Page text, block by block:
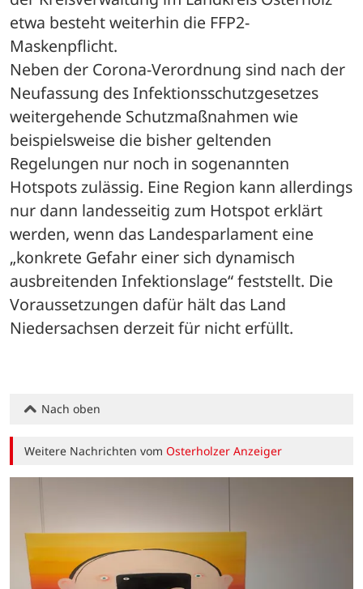
etwa besteht weiterhin die FFP2-
Maskenpflicht.
Neben der Corona-Verordnung sind nach der
Neufassung des Infektionsschutzgesetzes
weitergehende Schutzmaßnahmen wie
beispielsweise die bisher geltenden
Regelungen nur noch in sogenannten
Hotspots zulässig. Eine Region kann allerdings
nur dann landesseitig zum Hotspot erklärt
werden, wenn das Landesparlament eine
„konkrete Gefahr einer sich dynamisch
ausbreitenden Infektionslage“ feststellt. Die
Voraussetzungen dafür hält das Land
Niedersachsen derzeit für nicht erfüllt.
Nach oben
Weitere Nachrichten vomOsterholzer Anzeiger